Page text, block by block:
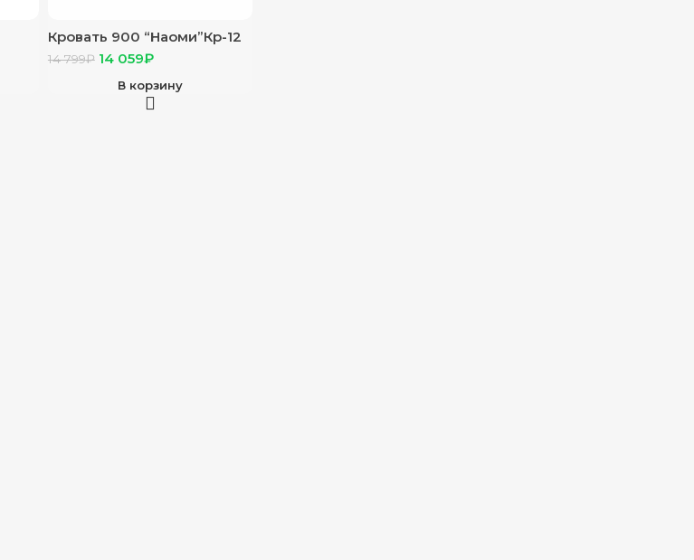
Кровать 900 “Наоми”Кр-12
дуб каньон/белый глянец
без подложки
14 799₽ 14 059₽
В корзину